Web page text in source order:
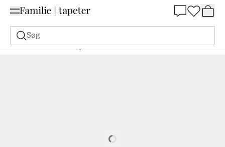
Søg
Malerfarve Bestilling Udfra NCS Bestil efter NCS 2005-G